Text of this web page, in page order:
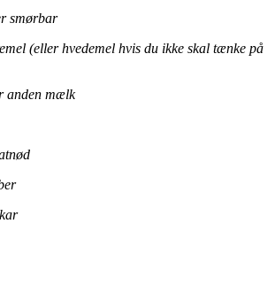
smørbar
(eller hvedemel hvis du ikke skal tænke på
anden mælk